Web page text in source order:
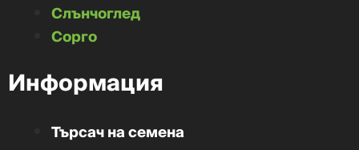
Слънчоглед
Сорго
Информация
Търсач на семена